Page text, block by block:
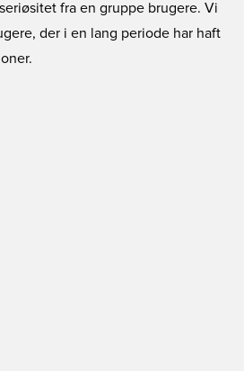
fra en gruppe brugere. Vi
der i en lang periode har haft